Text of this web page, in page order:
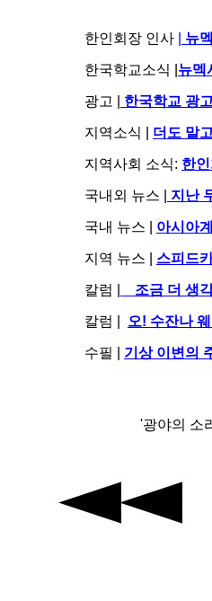
한인회장 인사 뉴
한국학교소식 | 뉴멕
광고 | 한국학교 광
지역소식 | 더도 말
지역사회 소식: 한
국내외 뉴스 | 지난
국내 뉴스 | 아시아
지역 뉴스 | 스피드
칼럼 | 조금 더 생
칼럼 | 오! 수잔나
수필 | 기상 이변의
'광야의 소